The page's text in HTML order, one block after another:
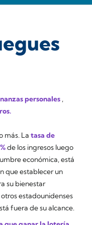
personales ,
más. La tasa de
de los ingresos luego
económica, está
que establecer un
su bienestar
estadounidenses
fuera de su alcance.